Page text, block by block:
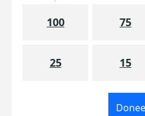
100 75
25 15